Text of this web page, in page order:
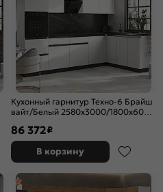
Кухонный гарнитур Техно-6 Брайш
вайт/Белый 2580x3000/1800x600
86 372₽
В корзину